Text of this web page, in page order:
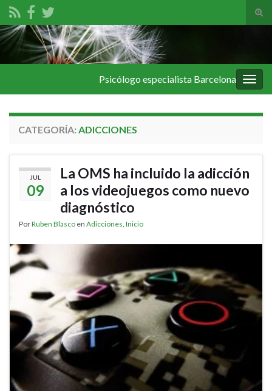
el
Search for:
la
Psicólogo especialista Barcelona
CATEGORÍA: ADICCIONES
JUL
09
La OMS ha incluido la adicción
a los videojuegos como nuevo
diagnóstico
PorRuben Blasco en Adicciones Inicio